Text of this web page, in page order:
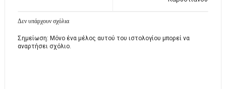
Δεν υπάρχουν σχόλια
Σημείωση: Μόνο ένα μέλος αυτού του ιστολογίου μπορεί να
αναρτήσει σχόλιο.